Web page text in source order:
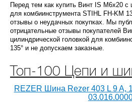
Перед тем как купить Винт IS M6х20 с
для комбиинструмента STIHL FH-KM
отзывы о неудачных покупках. Мы
отрицательные отзывы покупателей
цилиндрической головкой для
135° и не допускаем заказные.
Топ-100 Цепи и
REZER Шина Rezer 403 L 9 A,